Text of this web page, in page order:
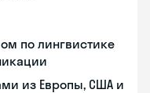
по лингвистике
из Европы, США и